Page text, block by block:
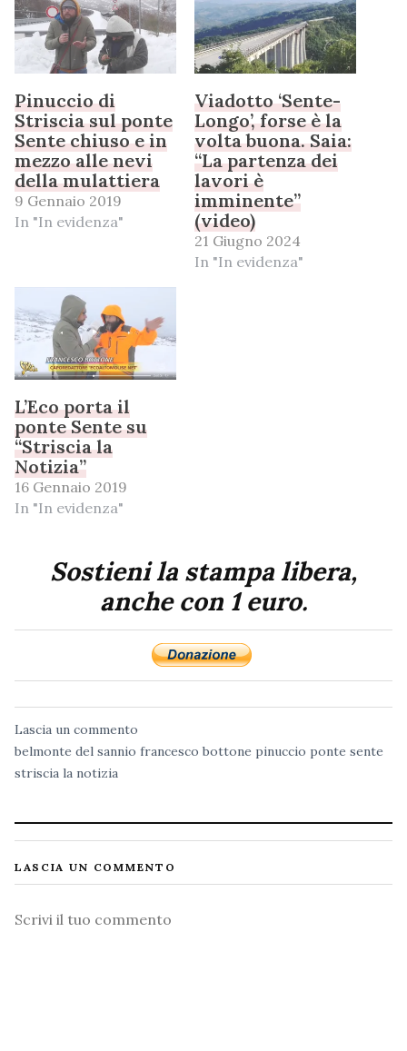
Pinuccio di
Striscia sul ponte
Sente chiuso e in
mezzo alle nevi
della mulattiera
9 Gennaio 2019
In "In evidenza"
Viadotto ‘Sente-
Longo’, forse è la
volta buona. Saia:
“La partenza dei
lavori è
imminente”
(video)
21 Giugno 2024
In "In evidenza"
L’Eco porta il
ponte Sente su
“Striscia la
Notizia”
16 Gennaio 2019
In "In evidenza"
Sostieni la stampa libera,
anche con 1 euro.
Lascia un commento
belmonte del sannio francesco bottone pinuccio ponte sente
striscia la notizia
LASCIA UN COMMENTO
Commento